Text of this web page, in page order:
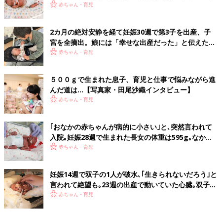
赤ちゃん・育児
2カ月の絶対安静を経て妊娠30週で第3子を出産、子
宮を全摘出。娘には「幸せな出産だった」と伝えたい
【極低出生体重児】
赤ちゃん・育児
５００ｇで生まれた息子、育児と仕事で悩みながら進
んだ道は…【写真家・田尾沙織インタビュー】
赤ちゃん・育児
｢おなかの赤ちゃんが病的に小さい｣と､突然言われて
入院｡妊娠28週で生まれた長女の体重は595g｡なかな
か会えない日々に涙した【低出生体重児】
赤ちゃん・育児
妊娠14週で双子の1人が破水､｢生きられないだろう｣と
言われて絶望も｡23週の出産で動いていた心臓｡双子の
生命力に涙した【低出生体重児】
赤ちゃん・育児